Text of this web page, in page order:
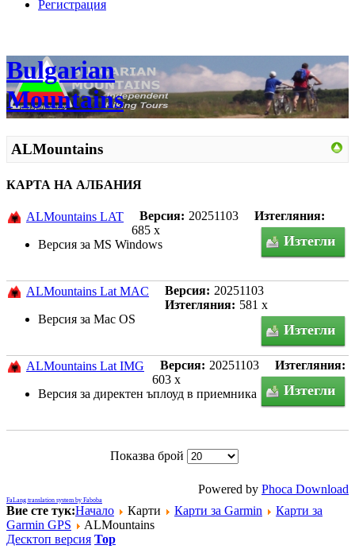
Регистрация
Bulgarian
Mountains
ALMountains
КАРТА НА АЛБАНИЯ
ALMountains LAT Версия: 20251103
Изтегляния:
685 x
Изтегли
Bерсия за MS Windows
ALMountains Lat MAC Версия: 20251103
Изтегляния: 581 x
Изтегли
Версия за Mac OS
ALMountains Lat IMG Версия: 20251103
Изтегляния:
603 x
Изтегли
Версия за директен ъплоуд в приемника
Показва брой
Powered by Phoca Download
FaLang translation system by Faboba
Вие сте тук:Начало Карти Карти за Garmin
Карти за
Garmin GPS
ALMountains
Десктоп версия Top